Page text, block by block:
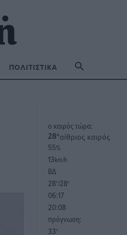
ΠΟΛΙΤΙΣΤΙΚΆ
o καιρός τώρα:
28°αίθριος καιρός
55%
13km/h
ΒΔ
28°/28°
06:17
20:08
πρόγνωση:
33°